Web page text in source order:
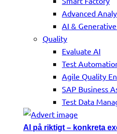
Advanced
AI &
Quality
Evaluate AI
Test
Agile Quality
SAP Business
Test Data
AI på riktigt – konkreta